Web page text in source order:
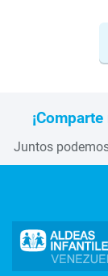
Juntos